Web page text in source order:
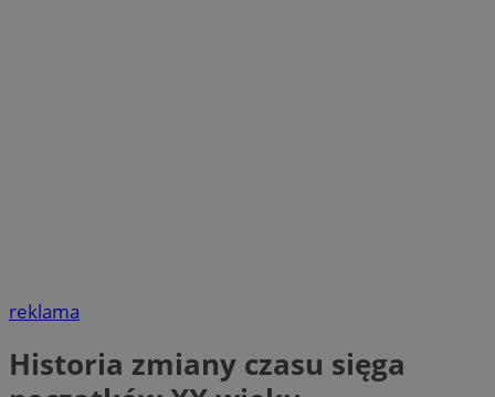
reklama
Historia zmiany czasu sięga